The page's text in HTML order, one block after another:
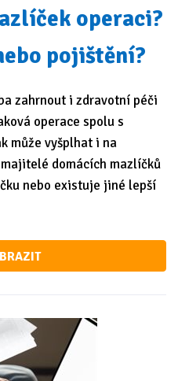
operaci?
pojištění?
zahrnout i zdravotní péči
operace spolu s
může vyšplhat i na
domácích mazlíčků
nebo existuje jiné lepší